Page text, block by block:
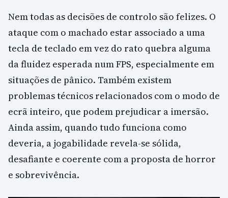
Nem todas as decisões de controlo são felizes. O
ataque com o machado estar associado a uma
tecla de teclado em vez do rato quebra alguma
da fluidez esperada num FPS, especialmente em
situações de pânico. Também existem
problemas técnicos relacionados com o modo de
ecrã inteiro, que podem prejudicar a imersão.
Ainda assim, quando tudo funciona como
deveria, a jogabilidade revela-se sólida,
desafiante e coerente com a proposta de horror
e sobrevivência.